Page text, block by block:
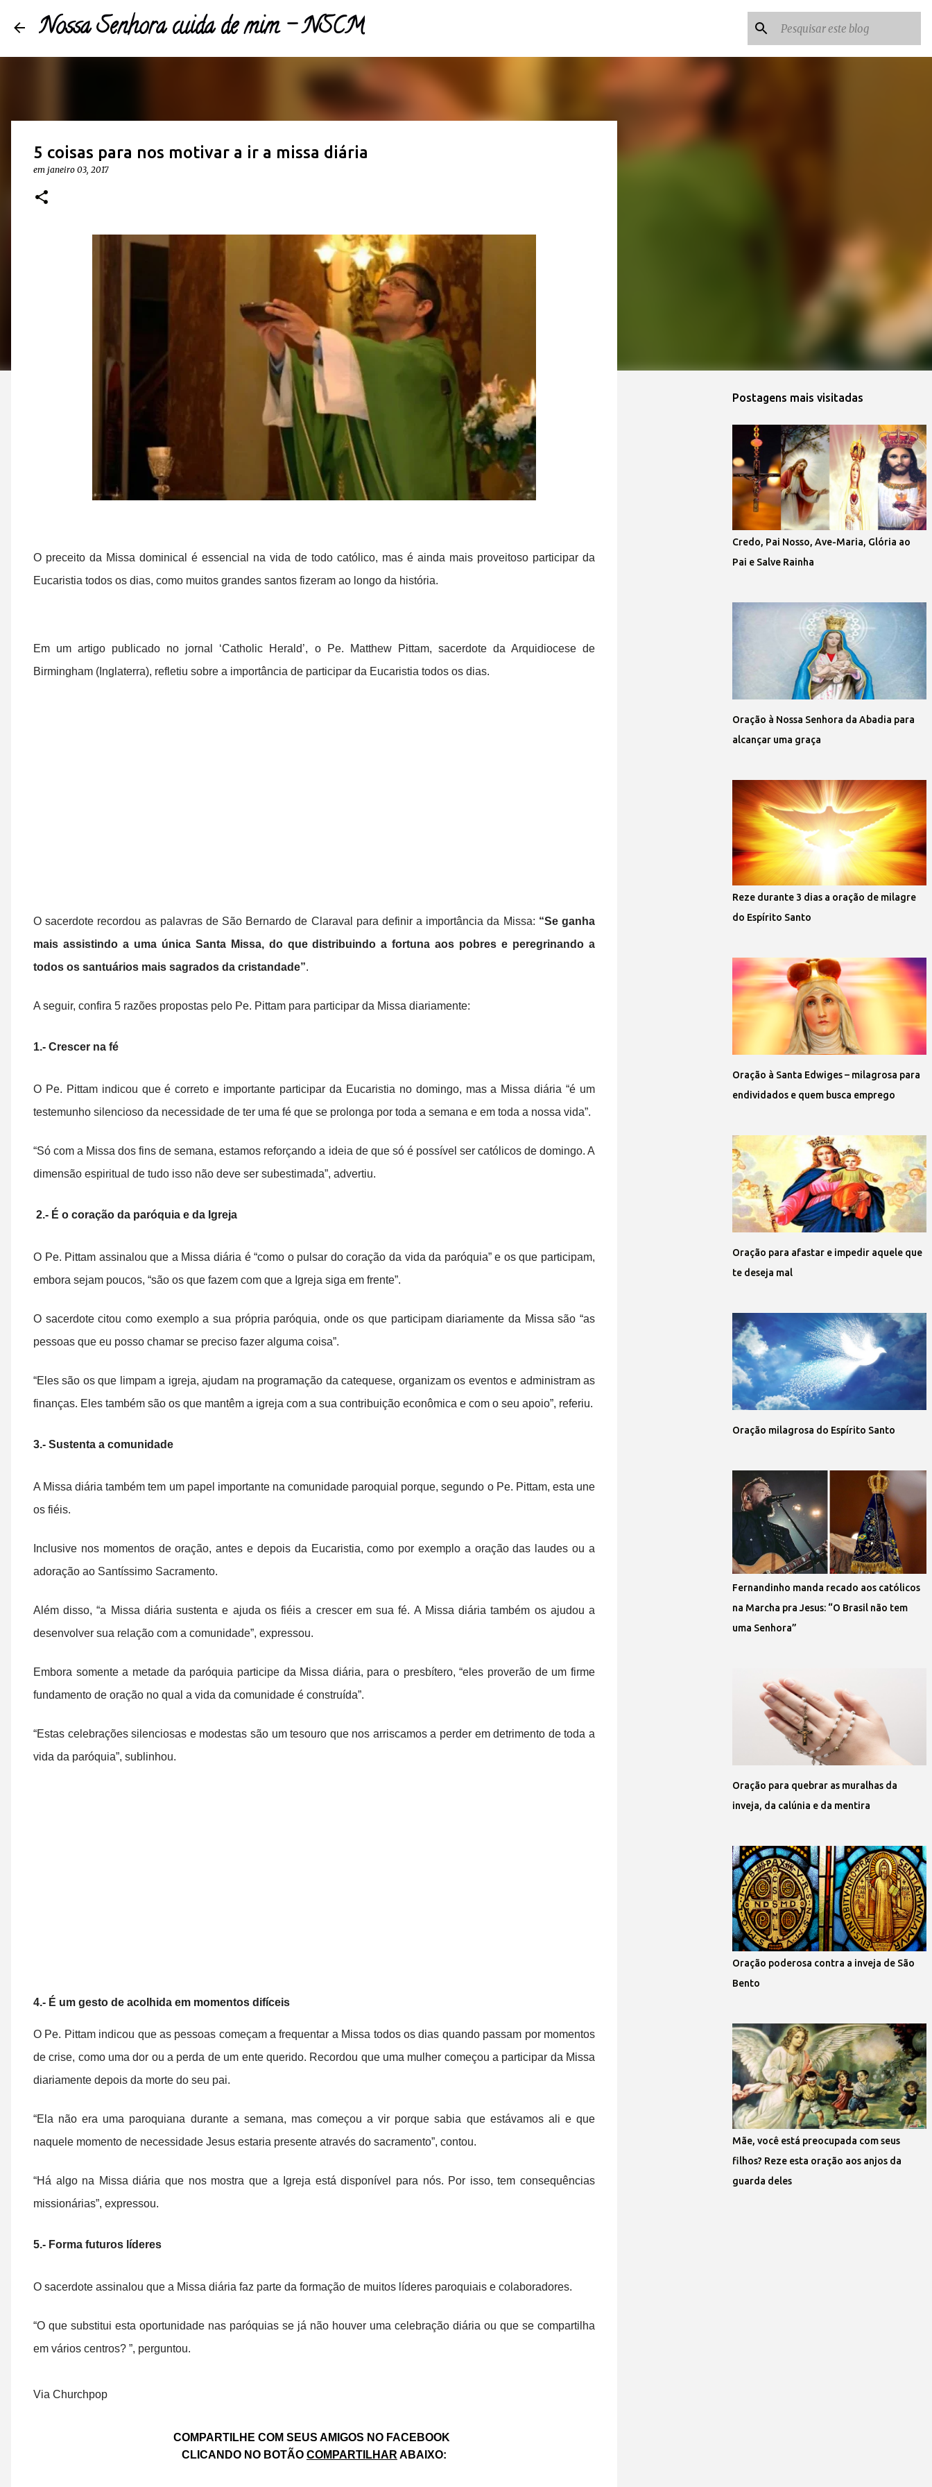
Nossa Senhora cuida de mim - NSCM
5 coisas para nos motivar a ir a missa diária
em janeiro 03, 2017
O preceito da Missa dominical é essencial na vida de todo católico, mas é ainda mais proveitoso participar da
Eucaristia todos os dias, como muitos grandes santos fizeram ao longo da história.
Em um artigo publicado no jornal ‘Catholic Herald’, o Pe. Matthew Pittam, sacerdote da Arquidiocese de
Birmingham (Inglaterra), refletiu sobre a importância de participar da Eucaristia todos os dias.
O sacerdote recordou as palavras de São Bernardo de Claraval para definir a importância da Missa: “Se ganha
mais assistindo a uma única Santa Missa, do que distribuindo a fortuna aos pobres e peregrinando a
todos os santuários mais sagrados da cristandade”.
A seguir, confira 5 razões propostas pelo Pe. Pittam para participar da Missa diariamente:
1.- Crescer na fé
O Pe. Pittam indicou que é correto e importante participar da Eucaristia no domingo, mas a Missa diária “é um
testemunho silencioso da necessidade de ter uma fé que se prolonga por toda a semana e em toda a nossa vida”.
“Só com a Missa dos fins de semana, estamos reforçando a ideia de que só é possível ser católicos de domingo. A
dimensão espiritual de tudo isso não deve ser subestimada”, advertiu.
2.- É o coração da paróquia e da Igreja
O Pe. Pittam assinalou que a Missa diária é “como o pulsar do coração da vida da paróquia” e os que participam,
embora sejam poucos, “são os que fazem com que a Igreja siga em frente”.
O sacerdote citou como exemplo a sua própria paróquia, onde os que participam diariamente da Missa são “as
pessoas que eu posso chamar se preciso fazer alguma coisa”.
“Eles são os que limpam a igreja, ajudam na programação da catequese, organizam os eventos e administram as
finanças. Eles também são os que mantêm a igreja com a sua contribuição econômica e com o seu apoio”, referiu.
3.- Sustenta a comunidade
A Missa diária também tem um papel importante na comunidade paroquial porque, segundo o Pe. Pittam, esta une
os fiéis.
Inclusive nos momentos de oração, antes e depois da Eucaristia, como por exemplo a oração das laudes ou a
adoração ao Santíssimo Sacramento.
Além disso, “a Missa diária sustenta e ajuda os fiéis a crescer em sua fé. A Missa diária também os ajudou a
desenvolver sua relação com a comunidade”, expressou.
Embora somente a metade da paróquia participe da Missa diária, para o presbítero, “eles proverão de um firme
fundamento de oração no qual a vida da comunidade é construída”.
“Estas celebrações silenciosas e modestas são um tesouro que nos arriscamos a perder em detrimento de toda a
vida da paróquia”, sublinhou.
4.- É um gesto de acolhida em momentos difíceis
O Pe. Pittam indicou que as pessoas começam a frequentar a Missa todos os dias quando passam por momentos
de crise, como uma dor ou a perda de um ente querido. Recordou que uma mulher começou a participar da Missa
diariamente depois da morte do seu pai.
“Ela não era uma paroquiana durante a semana, mas começou a vir porque sabia que estávamos ali e que
naquele momento de necessidade Jesus estaria presente através do sacramento”, contou.
“Há algo na Missa diária que nos mostra que a Igreja está disponível para nós. Por isso, tem consequências
missionárias”, expressou.
5.- Forma futuros líderes
O sacerdote assinalou que a Missa diária faz parte da formação de muitos líderes paroquiais e colaboradores.
“O que substitui esta oportunidade nas paróquias se já não houver uma celebração diária ou que se compartilha
em vários centros? ”, perguntou.
Via Churchpop
COMPARTILHE COM SEUS AMIGOS NO FACEBOOK
CLICANDO NO BOTÃO COMPARTILHAR ABAIXO:
Postagens mais visitadas
Credo, Pai Nosso, Ave-Maria, Glória ao
Pai e Salve Rainha
Oração à Nossa Senhora da Abadia para
alcançar uma graça
Reze durante 3 dias a oração de milagre
do Espírito Santo
Oração à Santa Edwiges – milagrosa para
endividados e quem busca emprego
Oração para afastar e impedir aquele que
te deseja mal
Oração milagrosa do Espírito Santo
Fernandinho manda recado aos católicos
na Marcha pra Jesus: “O Brasil não tem
uma Senhora”
Oração para quebrar as muralhas da
inveja, da calúnia e da mentira
Oração poderosa contra a inveja de São
Bento
Mãe, você está preocupada com seus
filhos? Reze esta oração aos anjos da
guarda deles